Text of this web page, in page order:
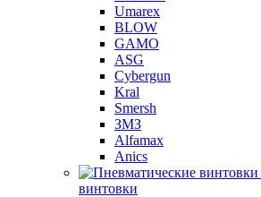
Umarex
BLOW
GAMO
ASG
Cybergun
Kral
Smersh
ЗМЗ
Alfamax
Anics
винтовки